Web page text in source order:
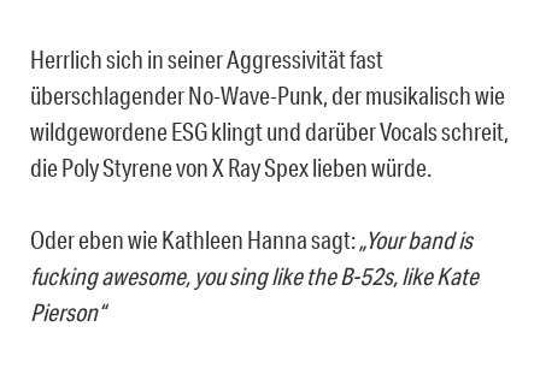
Herrlich sich in seiner Aggressivität fast
überschlagender No-Wave-Punk, der musikalisch wie
wildgewordene ESG klingt und darüber Vocals schreit,
die Poly Styrene von X Ray Spex lieben würde.
Oder eben wie Kathleen Hanna sagt:„Your band is
fucking awesome, you sing like the B-52s, like Kate
Pierson“